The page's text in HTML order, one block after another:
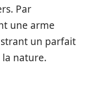
Par
une arme
un parfait
la nature.